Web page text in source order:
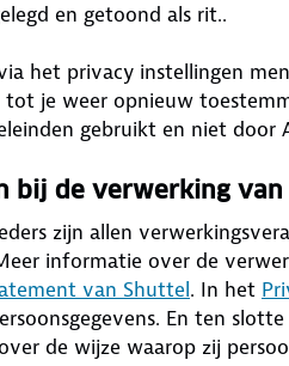
en getoond als rit..
het privacy instellingen
tot je weer opnieuw
gebruikt en niet door
bij de verwerking van
zijn allen
informatie over de
van Shuttel. In het
En ten
de wijze waarop zij